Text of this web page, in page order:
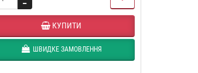
КУПИТИ
ШВИДКЕ ЗАМОВЛЕННЯ